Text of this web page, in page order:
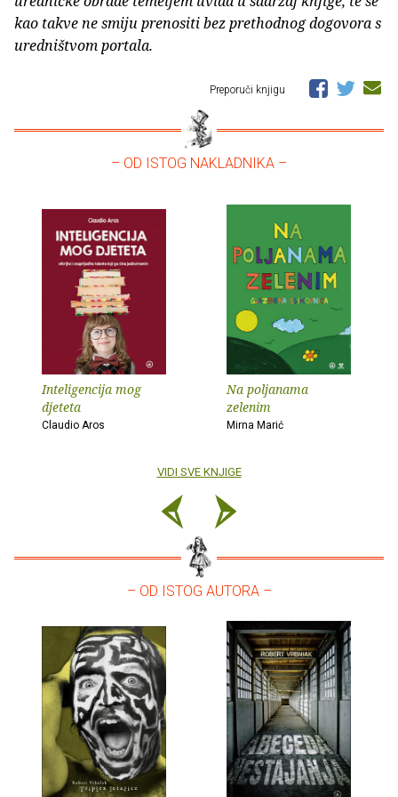
kao takve ne smiju prenositi bez prethodnog dogovora s
uredništvom portala.
Preporuči knjigu
– OD ISTOG NAKLADNIKA –
Inteligencija mog
djeteta
Claudio Aros
Na poljanama
zelenim
Mirna Marić
VIDI SVE KNJIGE
– OD ISTOG AUTORA –